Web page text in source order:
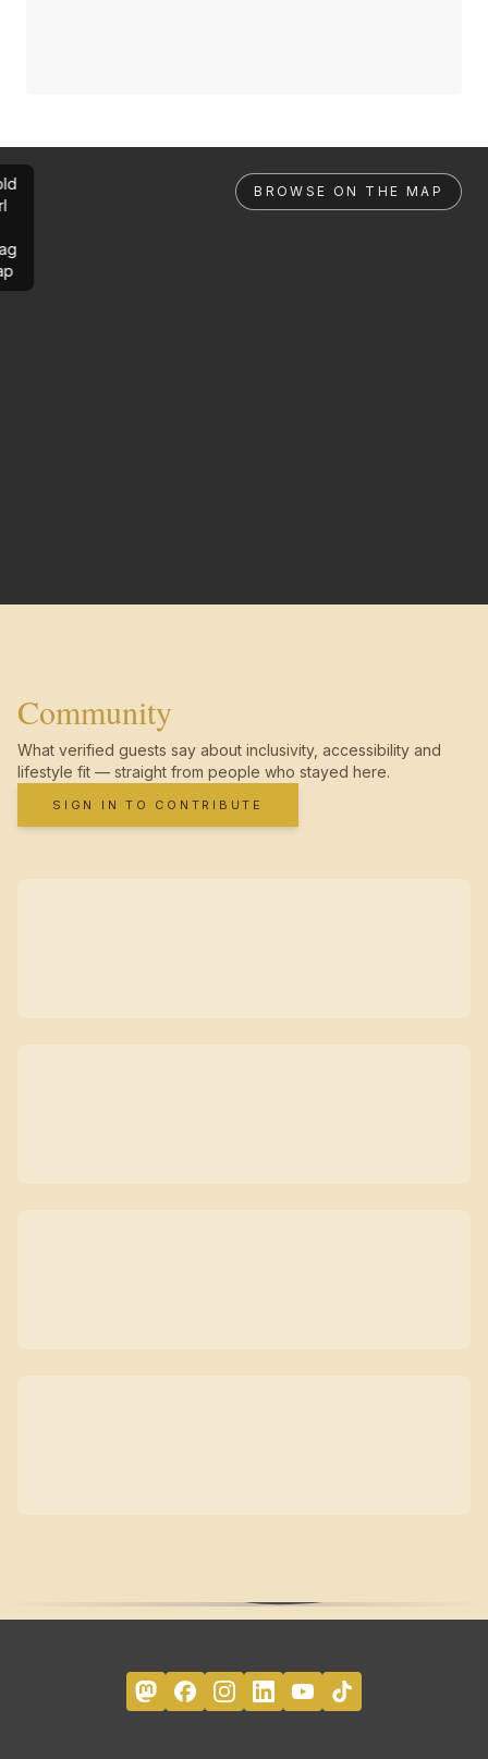
BROWSE ON THE MAP
Community
What verified guests say about inclusivity, accessibility and
lifestyle fit — straight from people who stayed here.
SIGN IN TO CONTRIBUTE